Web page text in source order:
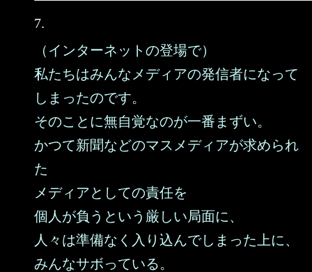
7.
（インターネットの登場で）
私たちはみんなメディアの発信者になって
しまったのです。
そのことに無自覚なのが一番まずい。
かつて新聞などのマスメディアが求められ
た
メディアとしての責任を
個人が負うという厳しい局面に、
人々は準備なく入り込んでしまった上に、
みんなサボっている。